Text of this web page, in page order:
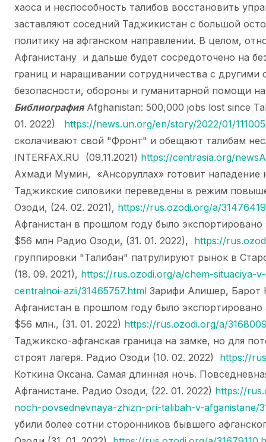
хаоса и неспособность талибов восстановить
заставляют соседний Таджикистан с большой
политику на афганском направлении. В целом,
Афганистану и дальше будет сосредоточено на
границ и наращивании сотрудничества с
безопасности, обороны и гуманитарной помощи
БиблиографияAfghanistan: 500,000 jobs lost since
01. 2022) https://news.un.org/en/story/2022/01/
сколачивают свой "Фронт" и обещают талибам
INTERFAX.RU (09.11.2021) https://centrasia.org/
Ахмади Мумин, «Ансоруллах» готовит нападение
Таджикские силовики переведены в режим
Озоди, (24. 02. 2021), https://rus.ozodi.org/a/
Афганистан в прошлом году было экспортировано
$56 млн Радио Озоди, (31. 01. 2022), https://
группировки "Талибан" патрулируют рынок в
(18. 09. 2021), https://rus.ozodi.org/a/chem-situaciya-
centralnoi-azii/31465757.html Зарифи Алишер, Барот
Афганистан в прошлом году было экспортировано
$56 млн., (31. 01. 2022) https://rus.ozodi.org/a/
Таджикско-афганская граница на замке, но для
строят лагеря. Радио Озоди (10. 02. 2022) https://
Коткина Оксана. Самая длинная ночь.
Афганистане. Радио Озоди, (22. 01. 2022) https://
noch-povsednevnaya-zhizn-pri-talibah-v-afganistane/
убили более сотни сторонников бывшего